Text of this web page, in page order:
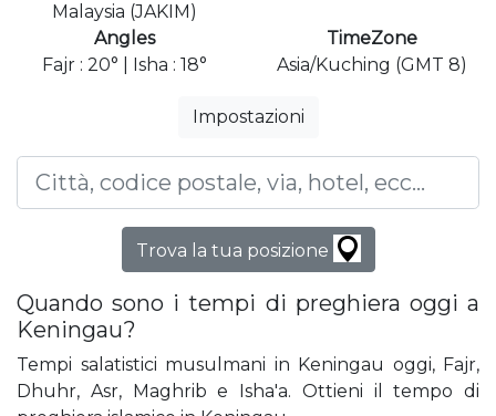
Malaysia (JAKIM)
Angles
Fajr : 20° | Isha : 18°
TimeZone
Asia/Kuching (GMT 8)
Impostazioni
Trova la tua posizione
Quando sono i tempi di preghiera oggi a
Keningau?
Tempi salatistici musulmani in Keningau oggi, Fajr,
Dhuhr, Asr, Maghrib e Isha'a. Ottieni il tempo di